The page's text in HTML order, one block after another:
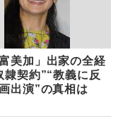
富美加」出家の全経
契約”“教義に反
出演”の真相は